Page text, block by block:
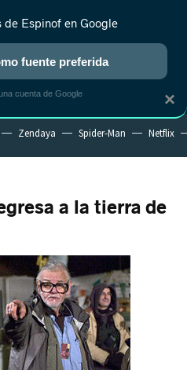
NUEVO
ANIME RANKINGS CINE
Zendaya Spider-Man Netflix
a la tierra de
×
de Espinof en Google
fuente preferida
cuenta de Google